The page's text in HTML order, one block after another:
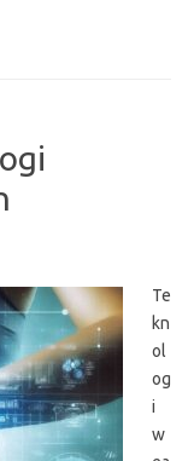
Te
kn
ol
og
i
w